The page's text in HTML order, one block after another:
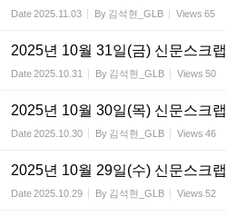
Date2025.11.03 By 김석현_GLB Views 65
2025년 10월 31일(금) 신문스크랩
Date2025.10.31 By 김석현_GLB Views 50
2025년 10월 30일(목) 신문스크랩
Date2025.10.30 By 김석현_GLB Views 46
2025년 10월 29일(수) 신문스크랩
Date2025.10.29 By 김석현_GLB Views 52